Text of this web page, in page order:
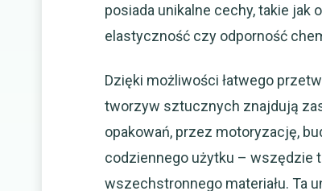
posiada unikalne cechy, takie jak
elastyczność czy odporność
Dzięki możliwości łatwego
tworzyw sztucznych znajdują
opakowań, przez motoryzację,
codziennego użytku – wszędzie
wszechstronnego materiału. Ta